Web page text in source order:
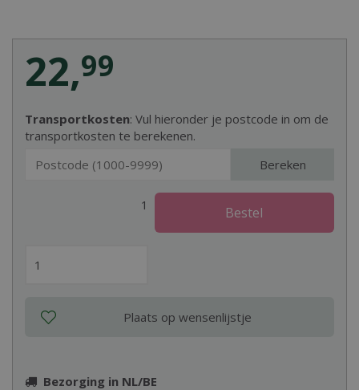
Transportkosten: Vul hieronder je postcode in om de
transportkosten te berekenen.
Bereken
22,99
1
Bezorging in NL/BE